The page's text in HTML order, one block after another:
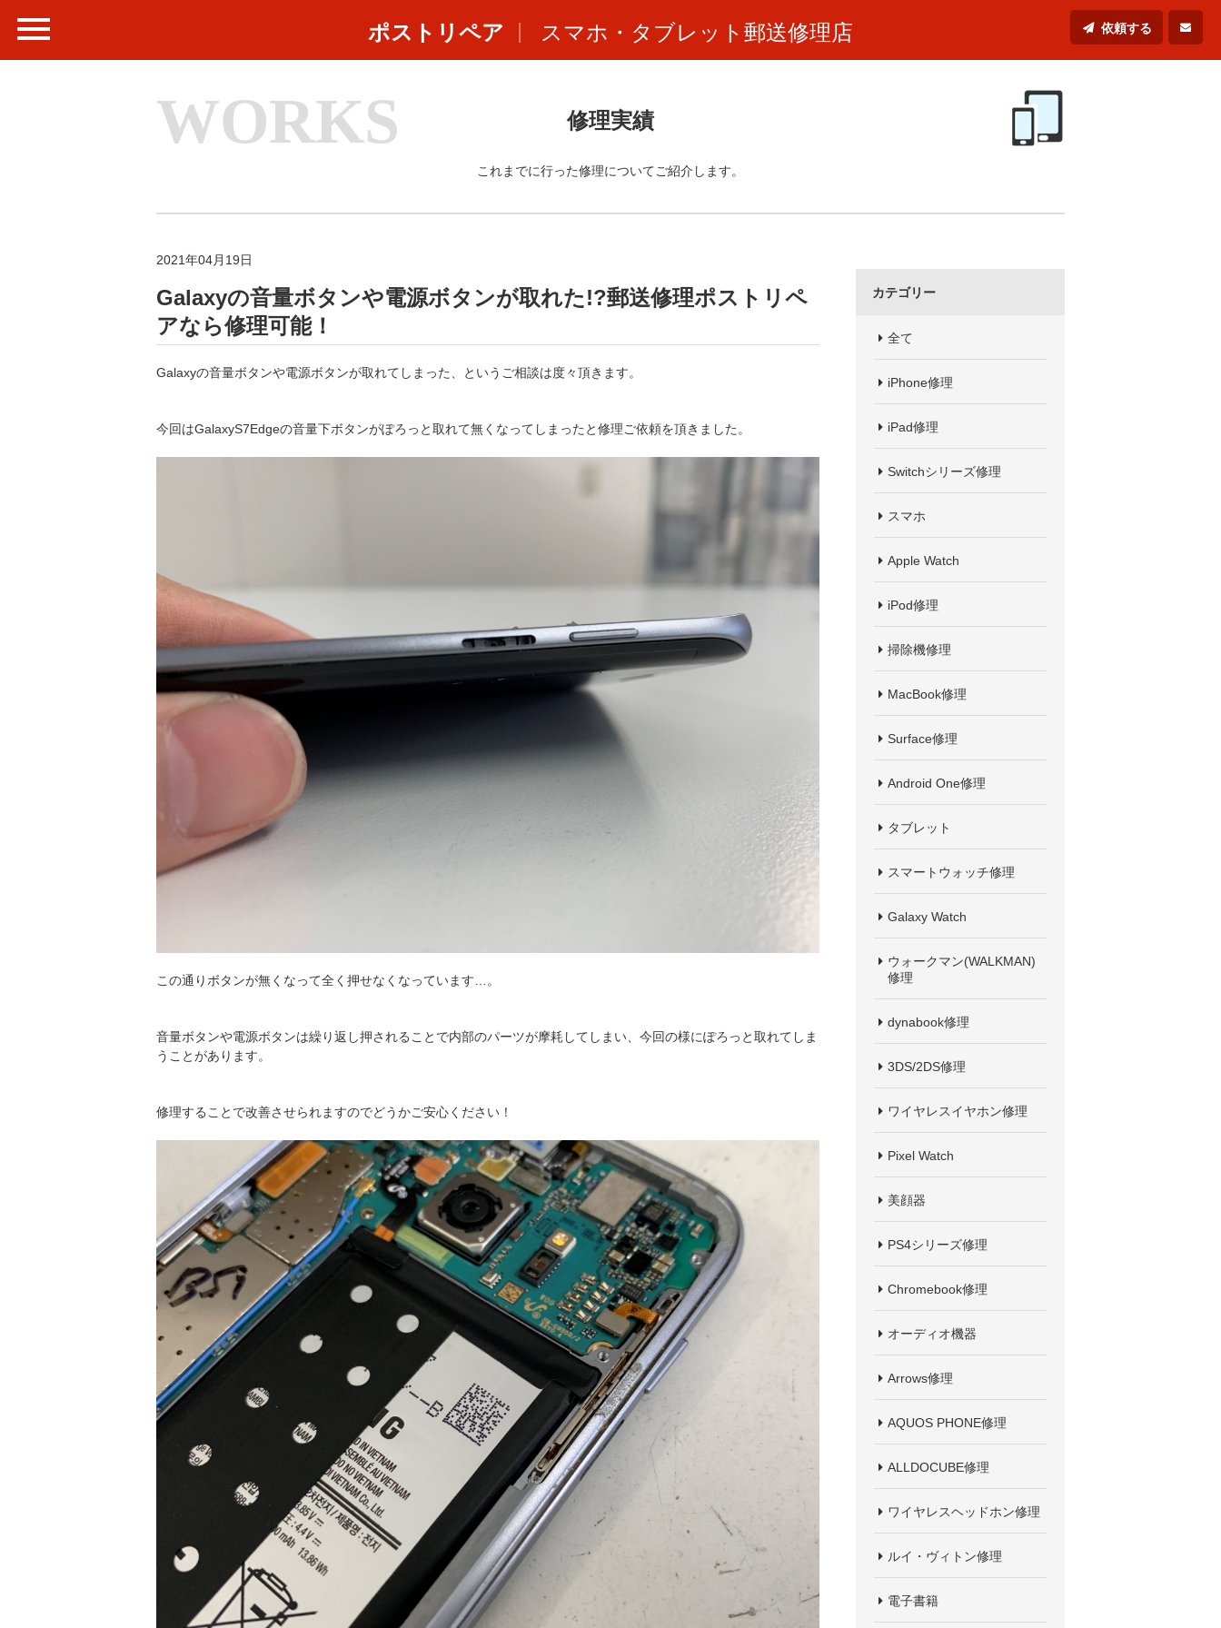
ポストリペア スマホ・タブレット郵送修理店 依頼する
WORKS 修理実績
これまでに行った修理についてご紹介します。
2021年04月19日
Galaxyの音量ボタンや電源ボタンが取れた!?郵送修理ポストリペ
アなら修理可能！
Galaxyの音量ボタンや電源ボタンが取れてしまった、というご相談は度々頂きます。
今回はGalaxyS7Edgeの音量下ボタンがぽろっと取れて無くなってしまったと修理ご依頼を頂きました。
この通りボタンが無くなって全く押せなくなっています…。
音量ボタンや電源ボタンは繰り返し押されることで内部のパーツが摩耗してしまい、今回の様にぽろっと取れてしま
うことがあります。
修理することで改善させられますのでどうかご安心ください！
カテゴリー
全て
iPhone修理
iPad修理
Switchシリーズ修理
スマホ
Apple Watch
iPod修理
掃除機修理
MacBook修理
Surface修理
Android One修理
タブレット
スマートウォッチ修理
Galaxy Watch
ウォークマン(WALKMAN)
修理
dynabook修理
3DS/2DS修理
ワイヤレスイヤホン修理
Pixel Watch
美顔器
PS4シリーズ修理
Chromebook修理
オーディオ機器
Arrows修理
AQUOS PHONE修理
ALLDOCUBE修理
ワイヤレスヘッドホン修理
ルイ・ヴィトン修理
電子書籍